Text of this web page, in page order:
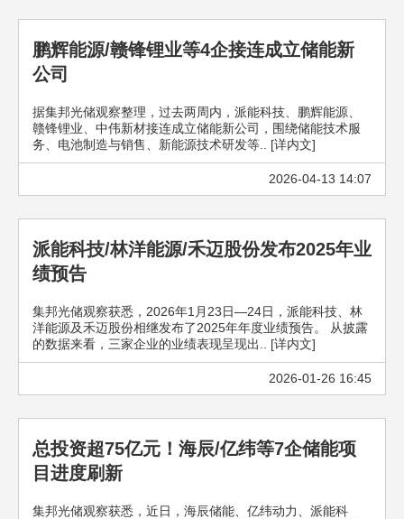
鹏辉能源/赣锋锂业等4企接连成立储能新
公司
据集邦光储观察整理，过去两周内，派能科技、鹏辉能源、
赣锋锂业、中伟新材接连成立储能新公司，围绕储能技术服
务、电池制造与销售、新能源技术研发等.. [详内文]
2026-04-13 14:07
派能科技/林洋能源/禾迈股份发布2025年业
绩预告
集邦光储观察获悉，2026年1月23日—24日，派能科技、林
洋能源及禾迈股份相继发布了2025年年度业绩预告。 从披露
的数据来看，三家企业的业绩表现呈现出.. [详内文]
2026-01-26 16:45
总投资超75亿元！海辰/亿纬等7企储能项
目进度刷新
集邦光储观察获悉，近日，海辰储能、亿纬动力、派能科